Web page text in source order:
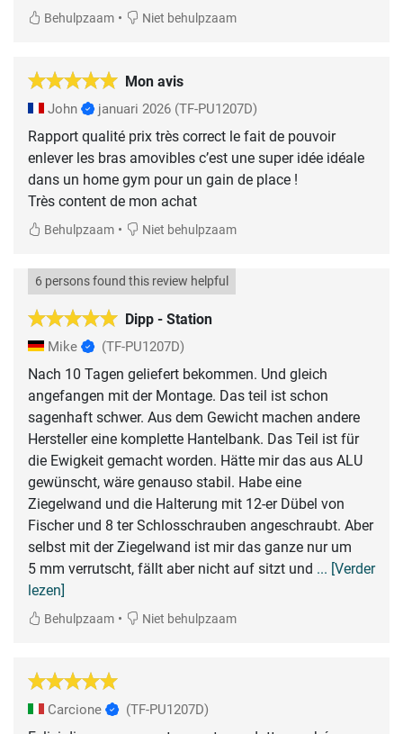
Behulpzaam • Niet behulpzaam
Mon avis
John januari 2026 (TF-PU1207D)
Rapport qualité prix très correct le fait de pouvoir
enlever les bras amovibles c’est une super idée idéale
dans un home gym pour un gain de place !
Très content de mon achat
Behulpzaam • Niet behulpzaam
Dipp - Station
6 persons found this review helpful
Mike (TF-PU1207D)
Nach 10 Tagen geliefert bekommen. Und gleich
angefangen mit der Montage. Das teil ist schon
sagenhaft schwer. Aus dem Gewicht machen andere
Hersteller eine komplette Hantelbank. Das Teil ist für
die Ewigkeit gemacht worden. Hätte mir das aus ALU
gewünscht, wäre genauso stabil. Habe eine
Ziegelwand und die Halterung mit 12-er Dübel von
Fischer und 8 ter Schlosschrauben angeschraubt. Aber
selbst mit der Ziegelwand ist mir das ganze nur um
5 mm verrutscht, fällt aber nicht auf sitzt und ... [Verder
lezen]
Behulpzaam • Niet behulpzaam
Carcione (TF-PU1207D)